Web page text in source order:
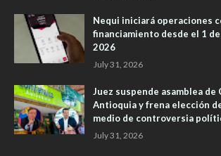
Nequi iniciará operaciones
financiamiento desde el 1
2026
July 31, 2026
Juez suspende asamblea de
Antioquia y frena elección
medio de controversia
July 31, 2026